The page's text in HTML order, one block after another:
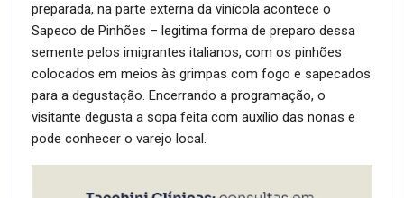
preparada, na parte externa da vinícola acontece o
Sapeco de Pinhões – legitima forma de preparo dessa
semente pelos imigrantes italianos, com os pinhões
colocados em meios às grimpas com fogo e sapecados
para a degustação. Encerrando a programação, o
visitante degusta a sopa feita com auxílio das nonas e
pode conhecer o varejo local.